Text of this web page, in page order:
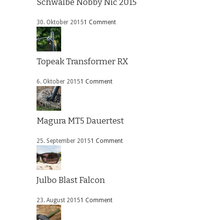
Schwalbe Nobby Nic 2015
30. Oktober 20151 Comment
Topeak Transformer RX
6. Oktober 20151 Comment
Magura MT5 Dauertest
25. September 20151 Comment
Julbo Blast Falcon
23. August 20151 Comment